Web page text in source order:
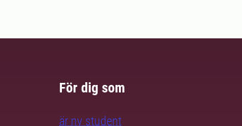
För dig som
är ny student